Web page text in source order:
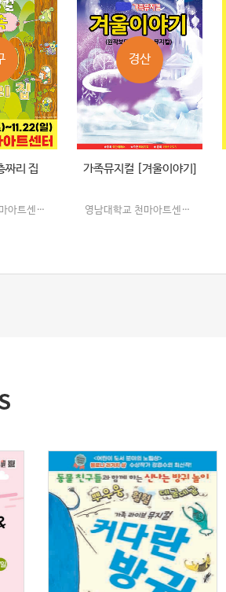
짜리 집
영남대학교 천마아트센터 그랜드홀
가족뮤지컬 [겨울이야기]
영남대학교 천마아트센터 챔버홀
경산